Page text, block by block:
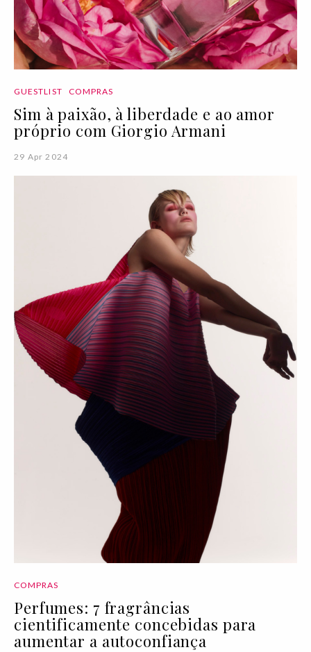
GUESTLIST COMPRAS
Sim à paixão, à liberdade e ao amor
próprio com Giorgio Armani
29 Apr 2024
COMPRAS
Perfumes: 7 fragrâncias
cientificamente concebidas para
aumentar a autoconfiança